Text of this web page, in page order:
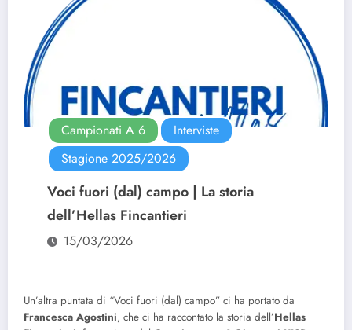
Campionati A 6
Interviste
Stagione 2025/2026
Voci fuori (dal) campo | La storia
dell’Hellas Fincantieri
15/03/2026
Un’altra puntata di “Voci fuori (dal) campo” ci ha portato da
Francesca Agostini, che ci ha raccontato la storia dell’Hellas